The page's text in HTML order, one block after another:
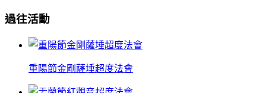
過往活動
重陽節金剛薩埵超度法會